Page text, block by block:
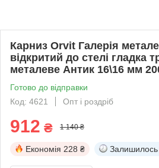
Карниз Orvit Галерія
відкритий до стелі гладка
металеве Антик 16\16 мм
Готово до відправки
Код: 4621
Опт і роздріб
912 ₴ 1 140 ₴
Економія 228 ₴ Залишилось